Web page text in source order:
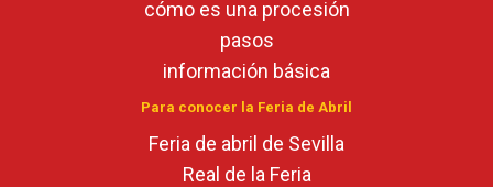
cómo es una procesión
pasos
información básica
Para conocer la Feria de Abril
Feria de abril de Sevilla
Real de la Feria